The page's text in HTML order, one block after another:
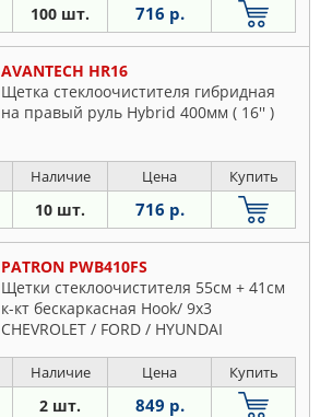
100 шт. 716 р.
AVANTECH HR16
Щетка стеклоочистителя гибридная
на правый руль Hybrid 400мм ( 16'' )
Наличие Цена Купить
10 шт. 716 р.
PATRON PWB410FS
Щетки стеклоочистителя 55см + 41см
к-кт бескаркасная Hook/ 9x3
CHEVROLET / FORD / HYUNDAI
Наличие Цена Купить
2 шт. 849 р.